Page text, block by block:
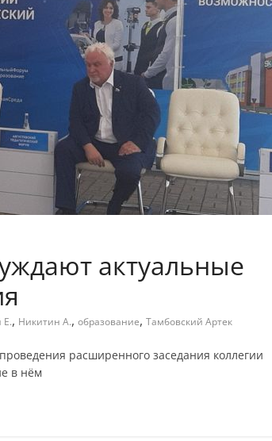
актуальные
Е., Никитин А., образование, Тамбовский Артек
расширенного заседания коллегии
в нём